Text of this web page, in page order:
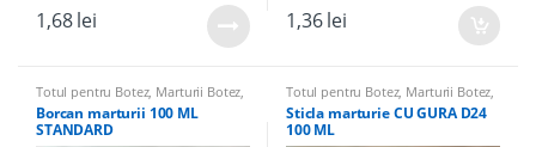
1,68lei 1,36lei
Totul pentru Botez, Marturii Botez
Borcane marturii & Accesorii
Borcane Marturii,Marturii Nunta
Borcan marturii 100 ML
STANDARD
Totul pentru Botez, Marturii Botez
Sticle marturii & Accesorii,Sticle
Marturii,Marturii Nunta
Sticla marturie CU GURA D24
100 ML